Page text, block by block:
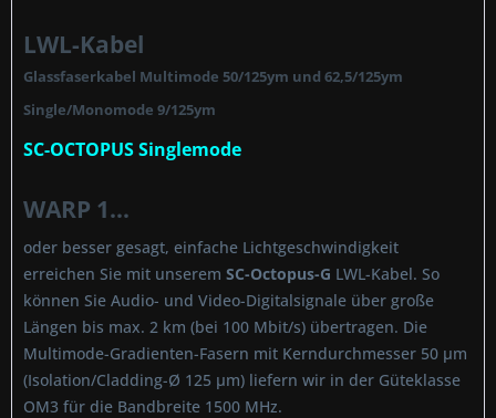
LWL-Kabel
Glassfaserkabel Multimode 50/125ym und 62,5/125ym
Single/Monomode 9/125ym
SC-OCTOPUS Singlemode
WARP 1...
oder besser gesagt, einfache Lichtgeschwindigkeit
erreichen Sie mit unserem SC-Octopus-G LWL-Kabel. So
können Sie Audio- und Video-Digitalsignale über große
Längen bis max. 2 km (bei 100 Mbit/s) übertragen. Die
Multimode-Gradienten-Fasern mit Kerndurchmesser 50 µm
(Isolation/Cladding-Ø 125 µm) liefern wir in der Güteklasse
OM3 für die Bandbreite 1500 MHz.